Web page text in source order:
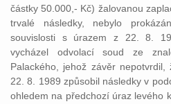
částky 50.000,- Kč) žalovanou
trvalé následky, nebylo
souvislosti s úrazem z 22. 8.
vycházel odvolací soud ze
Palackého, jehož závěr
22. 8. 1989 způsobil následky v
ohledem na předchozí úraz levého